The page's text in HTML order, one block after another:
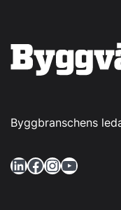
Byggbranschens
LinkedIn Facebook InstagramYouTube